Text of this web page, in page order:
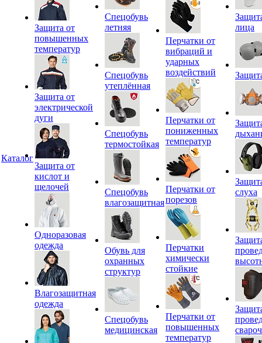
Каталог
Защита от
повышенных
температур
Защита от
электрической
дуги
Защита от
кислот и
щелочей
Одноразовая
одежда
Влагозащитная
одежда
Спецобувь
летняя
Спецобувь
утеплённая
Спецобувь
термостойкая
Спецобувь
влагозащитная
Обувь для
охранных
структур
Спецобувь
медицинская
Перчатки от
вибраций и
ударных
воздействий
Перчатки от
пониженных
температур
Перчатки от
порезов
Перчатки
химически
стойкие
Перчатки от
повышенных
температур
лица
слуха